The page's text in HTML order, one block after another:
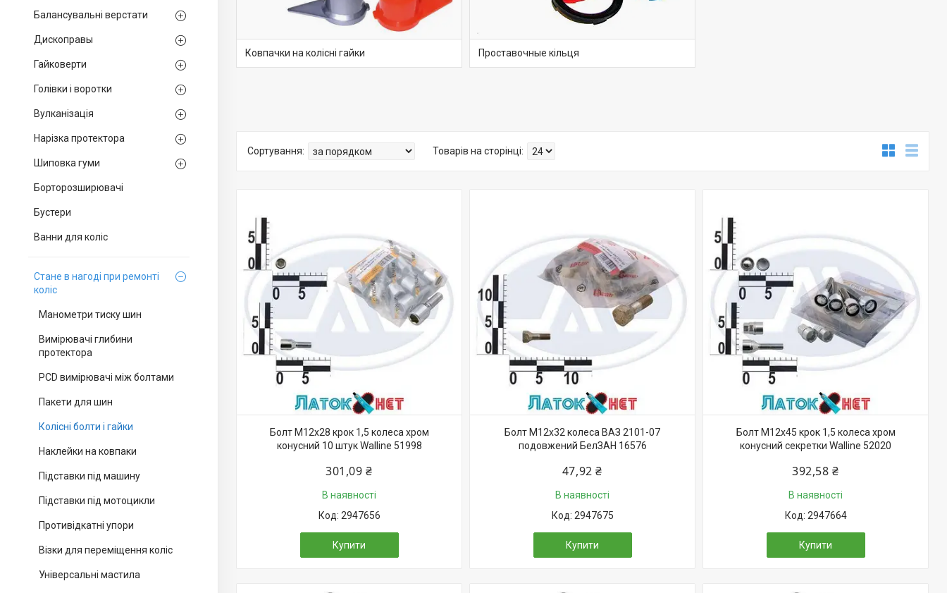
Балансувальні верстати
Дископравы
Гайковерти
Голівки і воротки
Вулканізація
Нарізка протектора
Шиповка гуми
Борторозширювачі
Бустери
Ванни для коліс
Стане в нагоді при ремонті
коліс
Манометри тиску шин
Вимірювачі глибини
протектора
PCD вимірювачі між болтами
Пакети для шин
Колісні болти і гайки
Наклейки на ковпаки
Підставки під машину
Підставки під мотоцикли
Противідкатні упори
Візки для переміщення коліс
Універсальні мастила
Ковпачки на колісні гайки Проставочные кільця
Болт М12х28 крок 1,5 колеса хром
конусний 10 штук Walline 51998
301,09 ₴
В наявності
2947656
Купити
Болт М12х32 колеса ВАЗ 2101-07
подовжений БелЗАН 16576
47,92 ₴
В наявності
2947675
Купити
Болт М12х45 крок 1,5 колеса хром
конусний секретки Walline 52020
392,58 ₴
В наявності
2947664
Купити